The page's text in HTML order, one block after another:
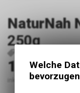
NaturNah
250g
14.80CHF
inkl. MwSt., zzgl.
Welche